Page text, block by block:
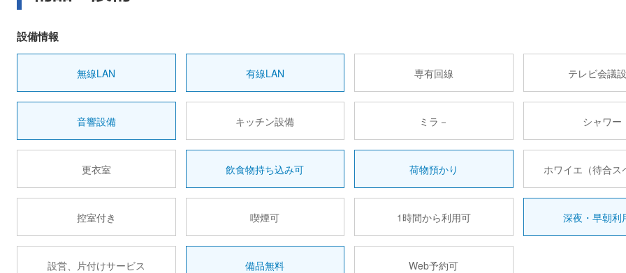
設備情報
無線LAN 有線LAN 専有回線 テレビ会議
音響設備 キッチン設備 ミラ－ シャワー
更衣室 飲食物持ち込み可 荷物預かり ホワイエ（待合ス
控室付き 喫煙可 1時間から利用可 深夜・早朝利
設営、片付けサービス 備品無料 Web予約可